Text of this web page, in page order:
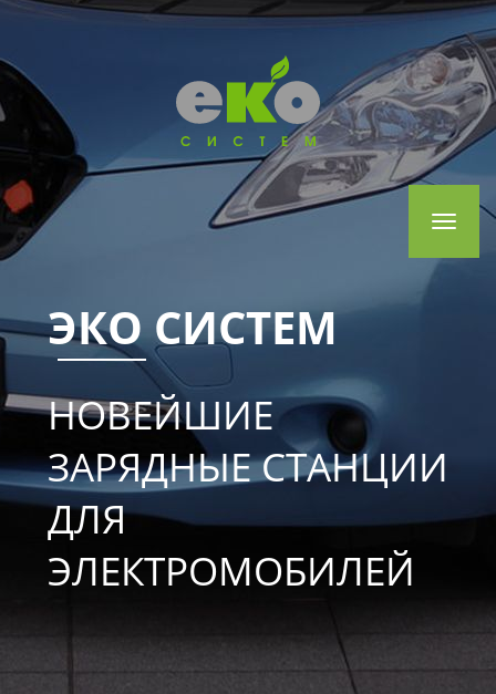
Toggle
ЭКО СИСТЕМ
НОВЕЙШИЕ
ЗАРЯДНЫЕ СТАНЦИИ
ДЛЯ
ЭЛЕКТРОМОБИЛЕЙ